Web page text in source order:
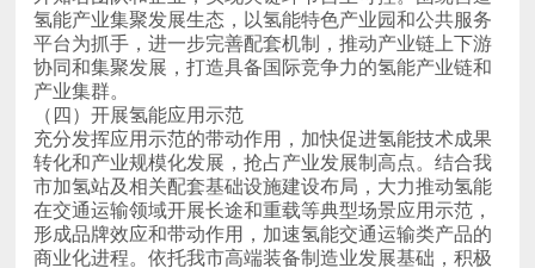
产业集群。
（四）开展氢能应用示范